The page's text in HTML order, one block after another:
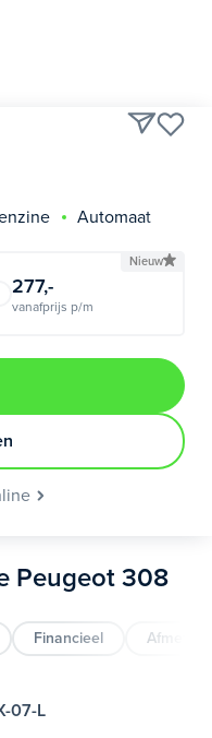
Automaat
Nieuw
277,-
vanafprijs p/m
Peugeot 308
Financieel
07-L